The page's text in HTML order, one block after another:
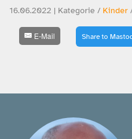
16.06.2022 | Kategorie / Kinder
E-Mail Share to